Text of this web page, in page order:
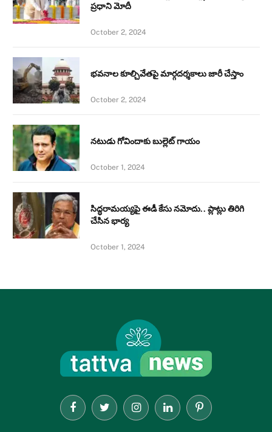
ప్రధాని మోదీ
October 2, 2024
భవనాల కూల్చివేతపై మార్గదర్శకాలు జారీ చేస్తాం
October 2, 2024
నటుడు గోవిందాకు బుల్లెట్ గాయం
October 1, 2024
సిద్ధరామయ్యపై ఈడీ కేసు నమోదు.. ప్లాట్లు తిరిగి
చేసిన భార్య
October 1, 2024
FacebookTwitter InstagramLinkedInPinterest